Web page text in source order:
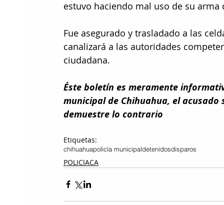
estuvo haciendo mal uso de su arma
Fue asegurado y trasladado a las
canalizará a las autoridades
ciudadana.
Éste boletín es meramente
municipal de Chihuahua, el
demuestre lo contrario
Etiquetas:
chihuahuapolicía municipaldetenidosdisparos
POLICIACA